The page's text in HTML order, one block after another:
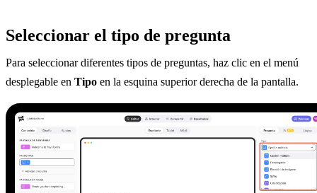
Seleccionar el tipo de pregunta
Para seleccionar diferentes tipos de preguntas, haz clic en el menú
desplegable en Tipo en la esquina superior derecha de la pantalla.